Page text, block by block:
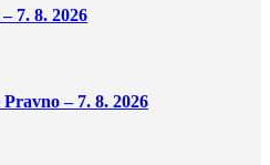
7. 8. 2026
– 7. 8. 2026